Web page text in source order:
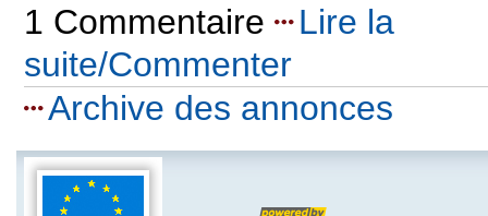
1 Commentaire
Lire la
suite/Commenter
Archive des annonces